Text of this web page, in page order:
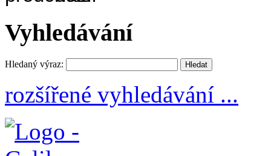
Vyhledávání
Hledaný výraz:
rozšířené vyhledávání ...